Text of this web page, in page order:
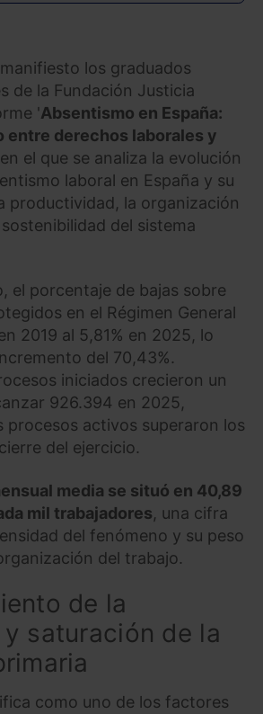
los graduados
de la Fundación Justicia
'Absentismo en España:
entre derechos laborales y
el que se analiza la evolución
laboral en España y su
productividad, la organización
del sistema
el porcentaje de bajas sobre
en el Régimen General
2019 al 5,81% en 2025, lo
del 70,43%.
iniciados crecieron un
926.394 en 2025,
procesos activos superaron los
del ejercicio.
media se situó en 40,89
mil trabajadores, una cifra
del fenómeno y su peso
del trabajo.
de la
saturación de la
como uno de los factores